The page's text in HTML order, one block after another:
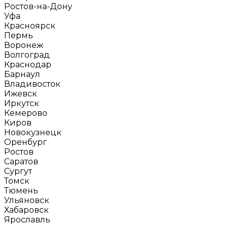
Ростов-на-Дону
Уфа
Красноярск
Пермь
Воронеж
Волгоград
Краснодар
Барнаул
Владивосток
Ижевск
Иркутск
Кемерово
Киров
Новокузнецк
Оренбург
Ростов
Саратов
Сургут
Томск
Тюмень
Ульяновск
Хабаровск
Ярославль